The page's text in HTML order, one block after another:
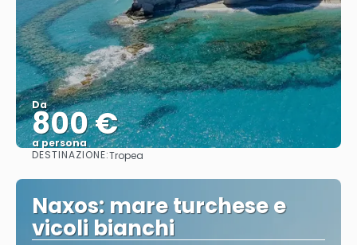
Da
800 €
a persona
DESTINAZIONE:Tropea
Naxos: mare turchese e
vicoli bianchi